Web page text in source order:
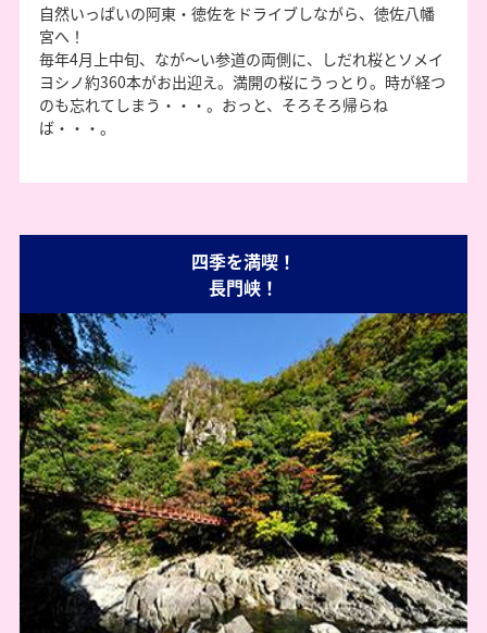
自然いっぱいの阿東・徳佐をドライブしながら、徳佐八幡
宮へ！
毎年4月上中旬、なが～い参道の両側に、しだれ桜とソメイ
ヨシノ約360本がお出迎え。満開の桜にうっとり。時が経つ
のも忘れてしまう・・・。おっと、そろそろ帰らね
ば・・・。
四季を満喫！
長門峡！